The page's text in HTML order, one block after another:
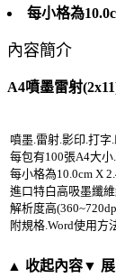
每小格為
內容簡介
A4噴墨雷射
噴墨.雷射.影印.打
每包有100張A4大小
每小格為10.0cm X
進口特白高吸墨纖維
解析度高
附規格.Word使用方
▲ 收起內容▼ 展